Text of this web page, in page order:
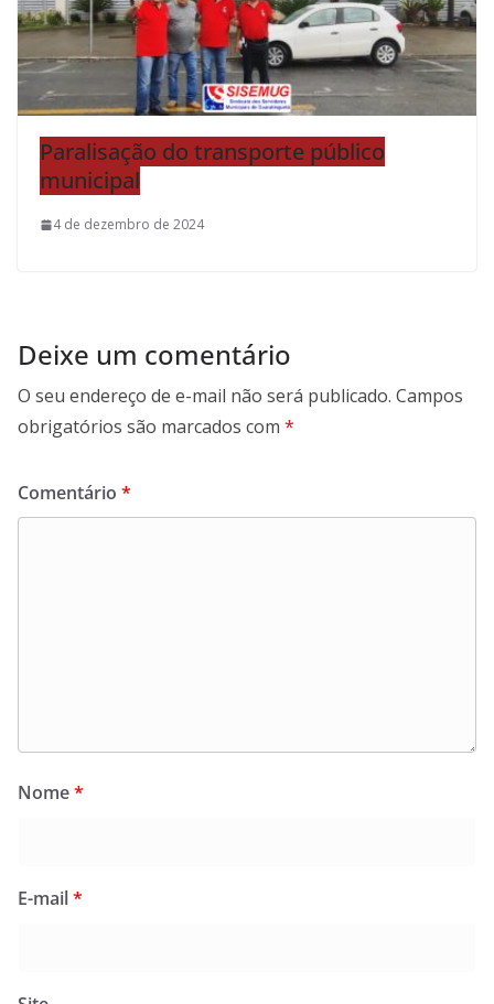
Paralisação do transporte público
municipal
4 de dezembro de 2024
Deixe um comentário
O seu endereço de e-mail não será publicado. Campos
obrigatórios são marcados com *
Comentário *
Nome*
E-mail*